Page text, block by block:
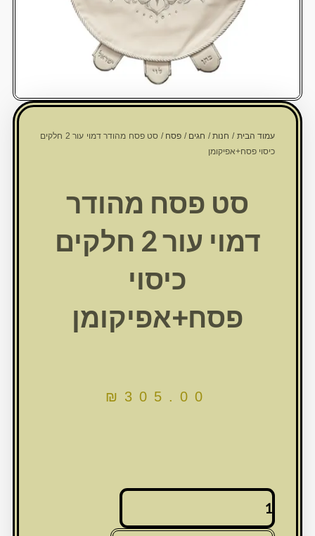
עמוד הבית/חנות/חגים/פסח
/ סט פסח מהודר דמוי עור 2 חלקים
כיסוי פסח+אפיקומן
סט פסח מהודר
דמוי עור 2 חלקים
כיסוי
פסח+אפיקומן
₪ 305.00
כמות
סט